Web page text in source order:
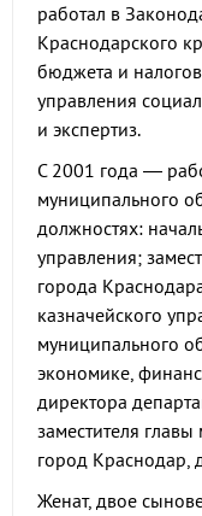
работал в
Краснодарского
бюджета и
управления
и экспертиз.
С 2001 года —
муниципального
должностях:
управления;
города
казначейского
муниципального
экономике,
директора
заместителя
город Краснодар,
Женат, двое